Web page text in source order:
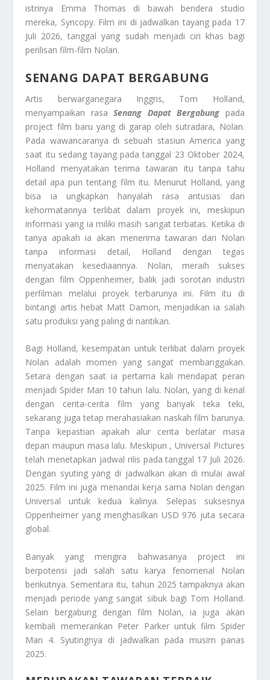
istrinya Emma Thomas di bawah bendera studio
mereka, Syncopy. Film ini di jadwalkan tayang pada 17
Juli 2026, tanggal yang sudah menjadi ciri khas bagi
perilisan film-film Nolan.
SENANG DAPAT BERGABUNG
Artis berwarganegara Inggris, Tom Holland,
menyampaikan rasaSenang Dapat Bergabung pada
project film baru yang di garap oleh sutradara, Nolan.
Pada wawancaranya di sebuah stasiun America yang
saat itu sedang tayang pada tanggal 23 Oktober 2024,
Holland menyatakan terima tawaran itu tanpa tahu
detail apa pun tentang film itu. Menurut Holland, yang
bisa ia ungkapkan hanyalah rasa antusias dan
kehormatannya terlibat dalam proyek ini, meskipun
informasi yang ia miliki masih sangat terbatas. Ketika di
tanya apakah ia akan menerima tawaran dari Nolan
tanpa informasi detail, Holland dengan tegas
menyatakan kesediaannya. Nolan, meraih sukses
dengan film Oppenheimer, balik jadi sorotan industri
perfilman melalui proyek terbarunya ini. Film itu di
bintangi artis hebat Matt Damon, menjadikan ia salah
satu produksi yang paling di nantikan.
Bagi Holland, kesempatan untuk terlibat dalam proyek
Nolan adalah momen yang sangat membanggakan.
Setara dengan saat ia pertama kali mendapat peran
menjadi Spider Man 10 tahun lalu. Nolan, yang di kenal
dengan cerita-cerita film yang banyak teka teki,
sekarang juga tetap merahasiakan naskah film barunya.
Tanpa kepastian apakah alur cerita berlatar masa
depan maupun masa lalu. Meskipun , Universal Pictures
telah menetapkan jadwal rilis pada tanggal 17 Juli 2026.
Dengan syuting yang di jadwalkan akan di mulai awal
2025. Film ini juga menandai kerja sama Nolan dengan
Universal untuk kedua kalinya. Selepas suksesnya
Oppenheimer yang menghasilkan USD 976 juta secara
global.
Banyak yang mengira bahwasanya project ini
berpotensi jadi salah satu karya fenomenal Nolan
berikutnya. Sementara itu, tahun 2025 tampaknya akan
menjadi periode yang sangat sibuk bagi Tom Holland.
Selain bergabung dengan film Nolan, ia juga akan
kembali memerankan Peter Parker untuk film Spider
Man 4. Syutingnya di jadwalkan pada musim panas
2025.